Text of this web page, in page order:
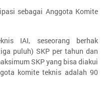
sebagai Anggota Komite
IAI, seseorang berhak
puluh) SKP per tahun dan
SKP yang bisa diakui
komite teknis adalah 90